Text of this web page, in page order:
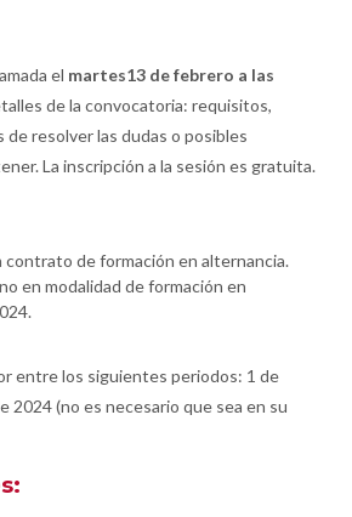
el martes13 de febrero a las
de la convocatoria: requisitos,
resolver las dudas o posibles
La inscripción a la sesión es gratuita.
de formación en alternancia.
en modalidad de formación en
entre los siguientes periodos: 1 de
2024 (no es necesario que sea en su